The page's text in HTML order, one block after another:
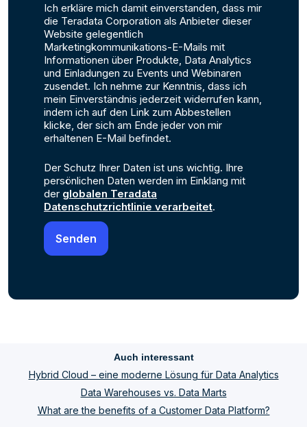
Ich erkläre mich damit einverstanden, dass mir
die Teradata Corporation als Anbieter dieser
Website gelegentlich
Marketingkommunikations-E-Mails mit
Informationen über Produkte, Data Analytics
und Einladungen zu Events und Webinaren
zusendet. Ich nehme zur Kenntnis, dass ich
mein Einverständnis jederzeit widerrufen kann,
indem ich auf den Link zum Abbestellen
klicke, der sich am Ende jeder von mir
erhaltenen E-Mail befindet.
Der Schutz Ihrer Daten ist uns wichtig. Ihre
persönlichen Daten werden im Einklang mit
der globalen Teradata
Datenschutzrichtlinie verarbeitet.
Auch interessant
Hybrid Cloud – eine moderne Lösung für Data Analytics
Data Warehouses vs. Data Marts
What are the benefits of a Customer Data Platform?